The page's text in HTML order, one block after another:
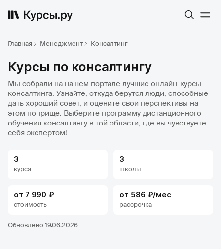
Главная Менеджмент Консалтинг
Курсы по консалтингу
Мы собрали на нашем портале лучшие онлайн-курсы
консалтинга. Узнайте, откуда берутся люди, способные
дать хороший совет, и оцените свои перспективы на
этом поприще. Выберите программу дистанционного
обучения консалтингу в той области, где вы чувствуете
себя экспертом!
3
курса
3
школы
от 7 990 ₽
стоимость
от 586 ₽/мес
рассрочка
Обновлено 19.06.2026